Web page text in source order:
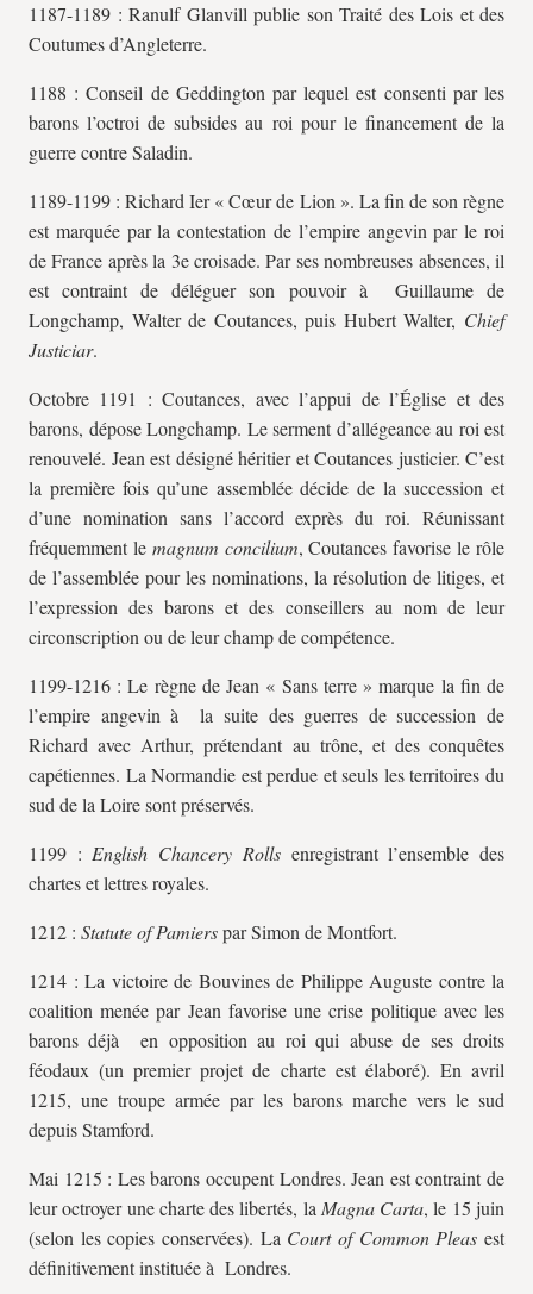
1187-1189 : Ranulf Glanvill publie son Traité des Lois et des
Coutumes d’Angleterre.
1188 : Conseil de Geddington par lequel est consenti par les
barons l’octroi de subsides au roi pour le financement de la
guerre contre Saladin.
1189-1199 : Richard Ier « Cœur de Lion ». La fin de son règne
est marquée par la contestation de l’empire angevin par le roi
de France après la 3e croisade. Par ses nombreuses absences, il
est contraint de déléguer son pouvoir à Guillaume de
Longchamp, Walter de Coutances, puis Hubert Walter, Chief
Justiciar.
Octobre 1191 : Coutances, avec l’appui de l’Église et des
barons, dépose Longchamp. Le serment d’allégeance au roi est
renouvelé. Jean est désigné héritier et Coutances justicier. C’est
la première fois qu’une assemblée décide de la succession et
d’une nomination sans l’accord exprès du roi. Réunissant
fréquemment le magnum concilium, Coutances favorise le rôle
de l’assemblée pour les nominations, la résolution de litiges, et
l’expression des barons et des conseillers au nom de leur
circonscription ou de leur champ de compétence.
1199-1216 : Le règne de Jean « Sans terre » marque la fin de
l’empire angevin à la suite des guerres de succession de
Richard avec Arthur, prétendant au trône, et des conquêtes
capétiennes. La Normandie est perdue et seuls les territoires du
sud de la Loire sont préservés.
1199 : English Chancery Rollsenregistrant l’ensemble des
chartes et lettres royales.
1212 : Statute of Pamierspar Simon de Montfort.
1214 : La victoire de Bouvines de Philippe Auguste contre la
coalition menée par Jean favorise une crise politique avec les
barons déjà en opposition au roi qui abuse de ses droits
féodaux (un premier projet de charte est élaboré). En avril
1215, une troupe armée par les barons marche vers le sud
depuis Stamford.
Mai 1215 : Les barons occupent Londres. Jean est contraint de
leur octroyer une charte des libertés, la Magna Carta, le 15 juin
(selon les copies conservées). La Court of Common Pleasest
définitivement instituée à Londres.